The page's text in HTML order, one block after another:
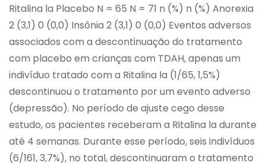
Ritalina la Placebo N = 65 N = 71 n (%) n (%) Anorexia
2 (3,1) 0 (0,0) Insônia 2 (3,1) 0 (0,0) Eventos adversos
associados com a descontinuação do tratamento
com placebo em crianças com TDAH, apenas um
indivíduo tratado com a Ritalina la (1/65, 1,5%)
descontinuou o tratamento por um evento adverso
(depressão). No período de ajuste cego desse
estudo, os pacientes receberam a Ritalina la durante
até 4 semanas. Durante esse período, seis indivíduos
(6/161, 3,7%), no total, descontinuaram o tratamento